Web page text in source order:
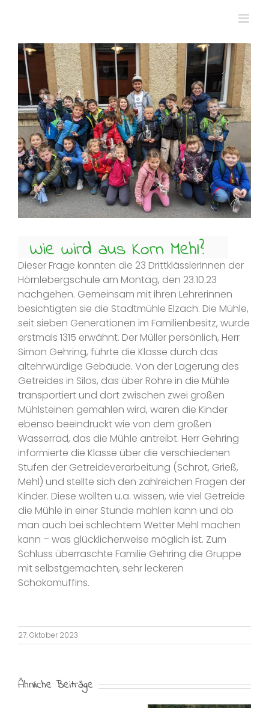
Zeige
grösseres
Bild
Wie wird aus Korn Mehl?
Dieser Frage konnten die 23 DrittklässlerInnen der
Hörnlebergschule am Montag, den 23.10.23
nachgehen. Gemeinsam mit ihren Lehrerinnen
besichtigten sie die Stadtmühle Elzach. Die Mühle,
seit sieben Generationen im Familienbesitz, wurde
erstmals 1315 erwähnt. Der Müller persönlich, Herr
Simon Gehring, führte die Klasse durch das
altehrwürdige Gebäude. Von der Lagerung des
Getreides in Silos, das über Rohre in die Mühle
transportiert und dort zwischen zwei großen
Mühlsteinen gemahlen wird, waren die Kinder
ebenso beeindruckt wie von dem großen
Wasserrad, das die Mühle antreibt. Herr Gehring
informierte die Klasse über die verschiedenen
Stufen der Getreideverarbeitung (Schrot, Grieß,
Mehl) und stellte sich den zahlreichen Fragen der
Kinder. Diese wollten u.a. wissen, wie viel Getreide
die Mühle in einer Stunde mahlen kann und ob
man auch bei schlechtem Wetter Mehl machen
kann – was glücklicherweise möglich ist. Zum
Schluss überraschte Familie Gehring die Gruppe
mit selbstgemachten, sehr leckeren
Schokomuffins.
27. Oktober 2023
Ähnliche Beiträge